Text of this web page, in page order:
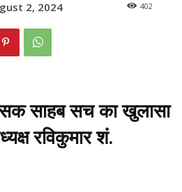
2, 2024 402
साहब सच का खुलासा
रविकुमार शं.